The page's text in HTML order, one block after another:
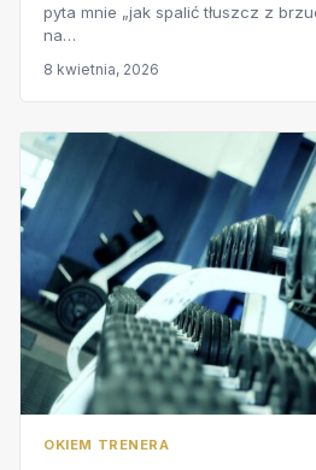
pyta mnie „jak spalić tłuszcz z
na…
8 kwietnia, 2026
OKIEM TRENERA